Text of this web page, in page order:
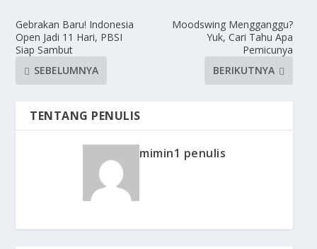
Gebrakan Baru! Indonesia
Open Jadi 11 Hari, PBSI
Siap Sambut
SEBELUMNYA
Moodswing Mengganggu?
Yuk, Cari Tahu Apa
Pemicunya
BERIKUTNYA
TENTANG PENULIS
mimin1 penulis